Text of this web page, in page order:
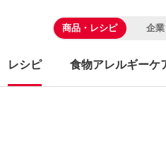
商品・レシピ 企
レシピ 食物アレルギーケ